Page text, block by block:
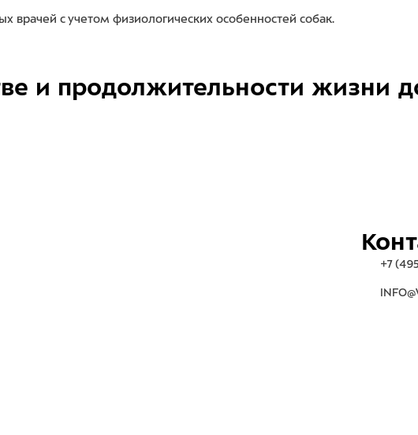
врачей с учетом физиологических особенностей собак.
и продолжительности жизни
+7